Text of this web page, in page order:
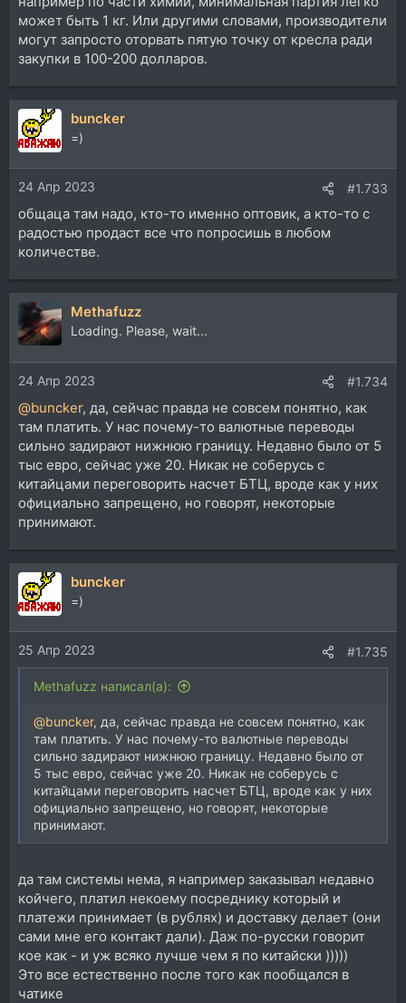
может быть 1 кг. Или другими словами, производители
могут запросто оторвать пятую точку от кресла ради
закупки в 100-200 долларов.
buncker
=)
24 Апр 2023 #1.733
общаца там надо, кто-то именно оптовик, а кто-то с
радостью продаст все что попросишь в любом
количестве.
Methafuzz
Loading. Please, wait...
24 Апр 2023 #1.734
@buncker, да, сейчас правда не совсем понятно, как
там платить. У нас почему-то валютные переводы
сильно задирают нижнюю границу. Недавно было от 5
тыс евро, сейчас уже 20. Никак не соберусь с
китайцами переговорить насчет БТЦ, вроде как у них
официально запрещено, но говорят, некоторые
принимают.
buncker
=)
25 Апр 2023 #1.735
Methafuzz написал(а):
@buncker, да, сейчас правда не совсем понятно, как
там платить. У нас почему-то валютные переводы
сильно задирают нижнюю границу. Недавно было от
5 тыс евро, сейчас уже 20. Никак не соберусь с
китайцами переговорить насчет БТЦ, вроде как у них
официально запрещено, но говорят, некоторые
принимают.
да там системы нема, я например заказывал недавно
койчего, платил некоему посреднику который и
платежи принимает (в рублях) и доставку делает (они
сами мне его контакт дали). Даж по-русски говорит
кое как - и уж всяко лучше чем я по китайски )))))
Это все естественно после того как пообщался в
чатике